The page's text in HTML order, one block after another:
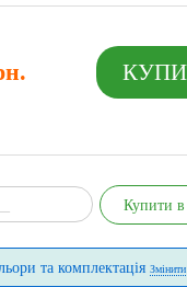
та комплектаціяЗмінити